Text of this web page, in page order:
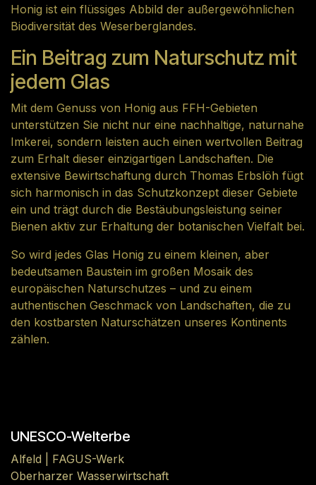
Honig ist ein flüssiges Abbild der außergewöhnlichen
Biodiversität des Weserberglandes.
Ein Beitrag zum Naturschutz mit
jedem Glas
Mit dem Genuss von Honig aus FFH-Gebieten
unterstützen Sie nicht nur eine nachhaltige, naturnahe
Imkerei, sondern leisten auch einen wertvollen Beitrag
zum Erhalt dieser einzigartigen Landschaften. Die
extensive Bewirtschaftung durch Thomas Erbslöh fügt
sich harmonisch in das Schutzkonzept dieser Gebiete
ein und trägt durch die Bestäubungsleistung seiner
Bienen aktiv zur Erhaltung der botanischen Vielfalt bei.
So wird jedes Glas Honig zu einem kleinen, aber
bedeutsamen Baustein im großen Mosaik des
europäischen Naturschutzes – und zu einem
authentischen Geschmack von Landschaften, die zu
den kostbarsten Naturschätzen unseres Kontinents
zählen.
UNESCO-Welterbe
Alfeld | FAGUS-Werk
Oberharzer Wasserwirtschaft